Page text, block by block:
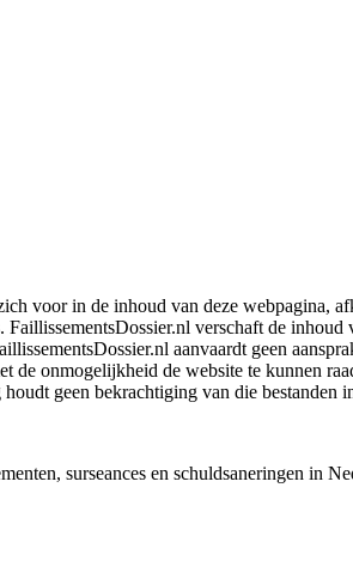
voor in de inhoud van deze webpagina,
verschaft de
aanvaardt geen
de onmogelijkheid de website te kunnen
geen bekrachtiging van die bestanden
surseances en schuldsaneringen in